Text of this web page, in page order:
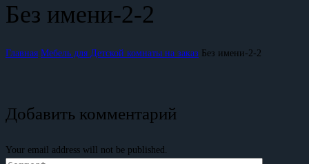
Без имени-2-2
Главная Мебель для Детской комнаты на заказ Без имени-2-2
Добавить комментарий
Your email address will not be published.